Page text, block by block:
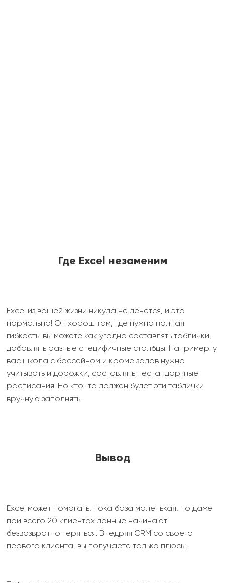
Где Excel незаменим
Excel из вашей жизни никуда не денется, и это
нормально! Он хорош там, где нужна полная
гибкость: вы можете как угодно составлять таблички,
добавлять разные специфичные столбцы. Например: у
вас школа с бассейном и кроме залов нужно
учитывать и дорожки, составлять нестандартные
расписания. Но кто-то должен будет эти таблички
вручную заполнять.
Вывод
Excel может помогать, пока база маленькая, но даже
при всего 20 клиентах данные начинают
безвозвратно теряться. Внедряя CRM со своего
первого клиента, вы получаете только плюсы.